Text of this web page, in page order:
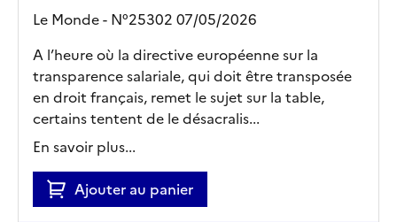
Le Monde - N°25302 07/05/2026
A l’heure où la directive européenne sur la
transparence salariale, qui doit être transposée
en droit français, remet le sujet sur la table,
certains tentent de le désacralis...
En savoir plus...
Ajouter au panier